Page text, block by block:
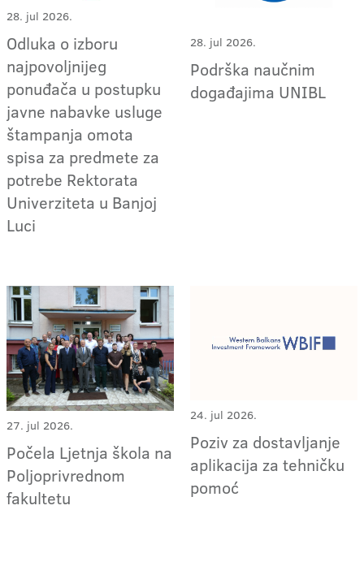
28. jul 2026.
Odluka o izboru
najpovoljnijeg
ponuđača u postupku
javne nabavke usluge
štampanja omota
spisa za predmete za
potrebe Rektorata
Univerziteta u Banjoj
Luci
28. jul 2026.
Podrška naučnim
događajima UNIBL
27. jul 2026.
Počela Ljetnja škola na
Poljoprivrednom
fakultetu
24. jul 2026.
Poziv za dostavljanje
aplikacija za tehničku
pomoć